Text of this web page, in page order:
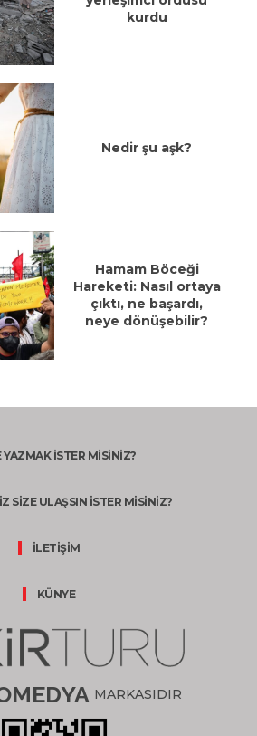
kurdu
Nedir şu aşk?
Hamam Böceği
Hareketi: Nasıl ortaya
çıktı, ne başardı,
neye dönüşebilir?
YAZMAK İSTER MİSİNİZ?
SİZE ULAŞSIN İSTER MİSİNİZ?
İLETİŞİM
KÜNYE
MARKASIDIR